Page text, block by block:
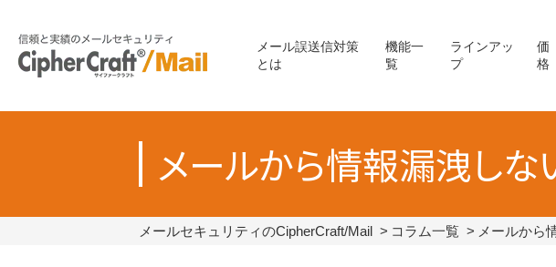
メール誤送信対策
とは
機能一
覧
ラインアッ
プ
価
格
メールセキュリティのCipherCraft/Mail コラム一覧 メールから
メールから情報漏洩しな